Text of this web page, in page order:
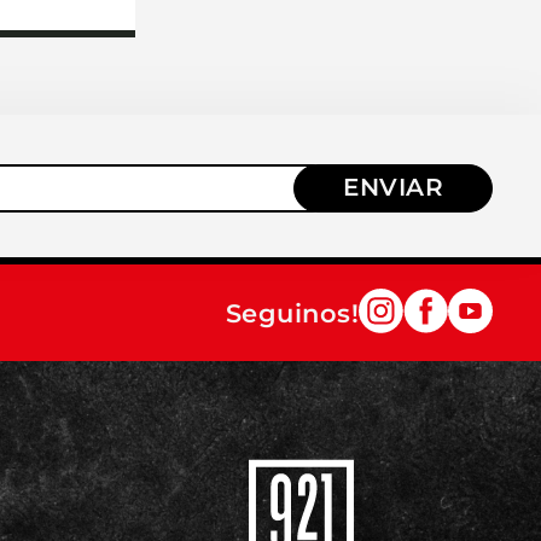
ENVIAR
Seguinos!